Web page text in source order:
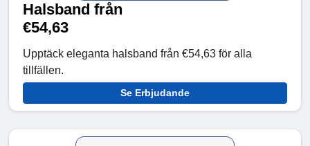
Halsband från
€54,63
Upptäck eleganta halsband från €54,63 för alla
tillfällen.
Se Erbjudande